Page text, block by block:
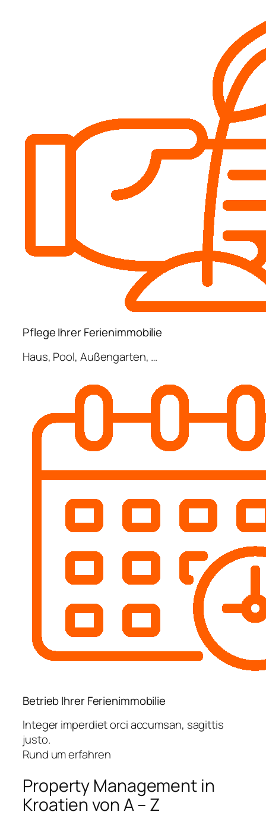
Pflege Ihrer Ferienimmobilie
Haus, Pool, Außengarten, …
Betrieb Ihrer Ferienimmobilie
Integer imperdiet orci accumsan, sagittis
justo.
Rund um erfahren
Property Management in
Kroatien von A – Z